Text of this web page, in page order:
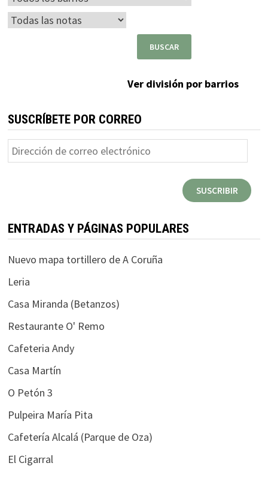
Ver división por barrios
SUSCRÍBETE POR CORREO
Dirección
de
SUSCRIBIR
ENTRADAS Y PÁGINAS POPULARES
Nuevo mapa tortillero de A Coruña
Leria
Casa Miranda (Betanzos)
Restaurante O' Remo
Cafeteria Andy
Casa Martín
O Petón 3
Pulpeira María Pita
Cafetería Alcalá (Parque de Oza)
El Cigarral